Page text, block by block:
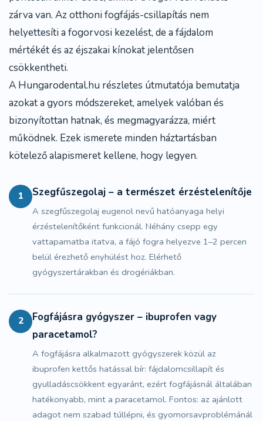
zárva van. Azotthoni fogfájás-csillapítás nem
helyettesíti a fogorvosi kezelést, de a fájdalom
mértékét és az éjszakai kínokat jelentősen
csökkentheti.
A Hungarodental.hu részletes útmutatója bemutatja
azokat a gyors módszereket, amelyek valóban és
bizonyítottan hatnak, és megmagyarázza, miért
működnek. Ezek ismerete minden háztartásban
kötelező alapismeret kellene, hogy legyen.
1 Szegfűszegolaj – a természet érzéstelenítője
A szegfűszegolaj eugenol nevű hatóanyaga helyi
érzéstelenítőként funkcionál. Néhány csepp egy
vattapamatba itatva, a fájó fogra helyezve 1–2 percen
belül érezhető enyhülést hoz. Elérhető
gyógyszertárakban és drogériákban.
2
Fogfájásra gyógyszer – ibuprofen vagy
paracetamol?
A fogfájásra alkalmazott gyógyszerek közül az
ibuprofen kettős hatással bír: fájdalomcsillapít és
gyulladáscsökkent egyaránt, ezért fogfájásnál általában
hatékonyabb, mint a paracetamol. Fontos: az ajánlott
adagot nem szabad túllépni, és gyomorsavproblémánál